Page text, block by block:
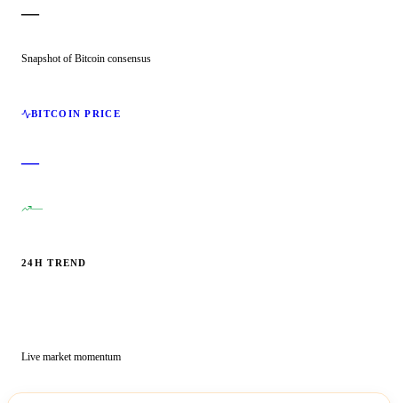
—
Snapshot of Bitcoin consensus
BITCOIN PRICE
—
—
24H TREND
Live market momentum